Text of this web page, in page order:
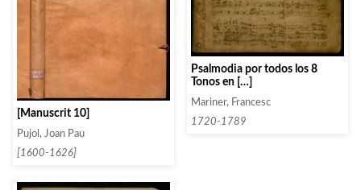
[Manuscrit 10]
Pujol, Joan Pau
[1600-1626]
Psalmodia por todos los 8
Tonos en […]
Mariner, Francesc
1720-1789